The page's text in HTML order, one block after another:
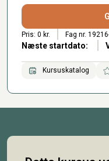
Pris: 0 kr. Fag nr.
Næste startdato:
Kursuskatalog